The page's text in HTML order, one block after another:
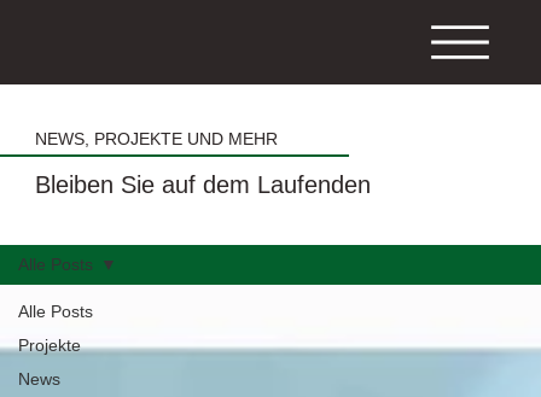
NEWS, PROJEKTE UND MEHR
Bleiben Sie auf dem Laufenden
Alle Posts
Projekte
News
Alle Posts